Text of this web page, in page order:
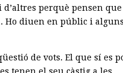
perquè pensen que
Ho diuen en públic i alguns
de vots. El que sí es